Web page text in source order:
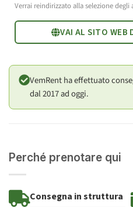
Verrai reindirizzato alla selezione
VAI AL SITO WEB
VemRent ha effettuato
dal 2017 ad oggi.
Perché prenotare qui
Consegna in struttura